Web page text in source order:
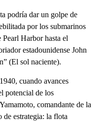
podría dar un golpe de
por los submarinos
Pearl Harbor hasta el
estadounidense John
(El sol naciente).
cuando avances
potencial de los
comandante de la
de estrategia: la flota